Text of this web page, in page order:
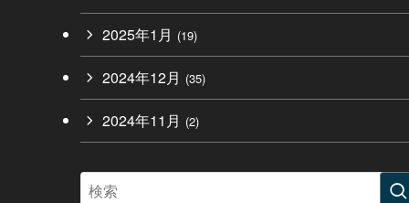
2025年1月 (19)
2024年12月 (35)
2024年11月 (2)